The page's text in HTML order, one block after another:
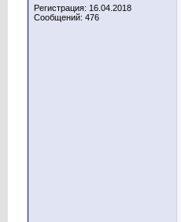
Регистрация: 16.04.2018
Сообщений: 476